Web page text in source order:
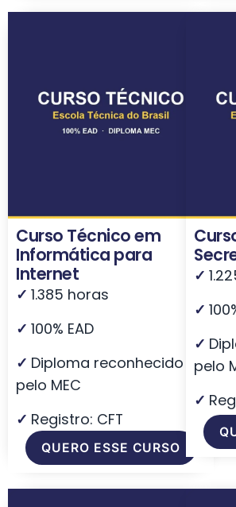
Curso Técnico em
Informática para
Internet
✓ 1.385 horas
✓ 100% EAD
✓ Diploma reconhecido
pelo MEC
✓ Registro: CFT
QUERO ESSE CURSO
✓
✓
✓
pelo
✓